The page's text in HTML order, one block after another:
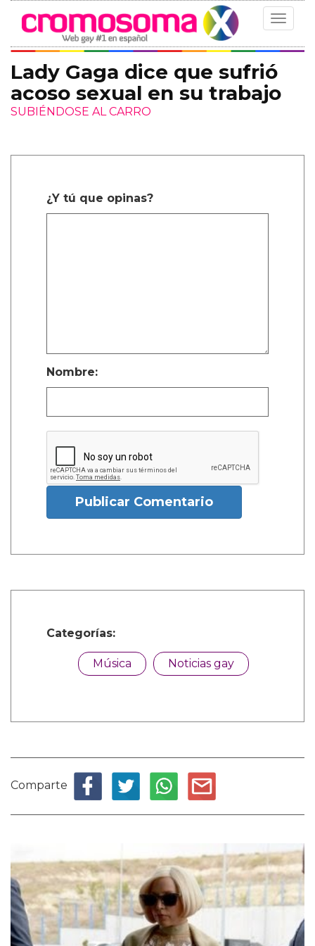
Toggle
Lady Gaga dice que sufrió
acoso sexual en su trabajo
SUBIÉNDOSE AL CARRO
¿Y tú que opinas?
Nombre:
Publicar Comentario
Categorías:
Música Noticias gay
Comparte